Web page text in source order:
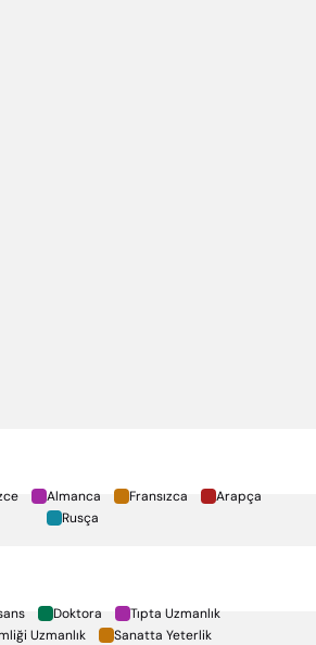
Almanca Fransızca
Arapça
Rusça
Doktora
Tıpta Uzmanlık
Uzmanlık
Sanatta Yeterlik